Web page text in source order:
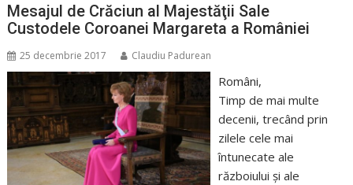
Mesajul de Crăciun al Majestăţii Sale
Custodele Coroanei Margareta a României
25 decembrie 2017 Claudiu Padurean
Români,
Timp de mai multe
decenii, trecând prin
zilele cele mai
întunecate ale
războiului şi ale